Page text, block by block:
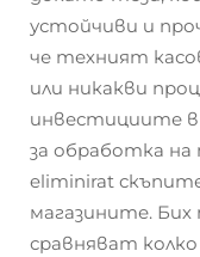
устойчиви и
че техният
или никакви
инвестициите в
за обработка на
eliminirat
магазините. Бих
сравняват колко